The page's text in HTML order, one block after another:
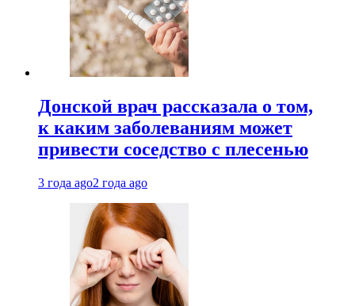
Донской врач рассказала о том,
к каким заболеваниям может
привести соседство с плесенью
3 года ago2 года ago